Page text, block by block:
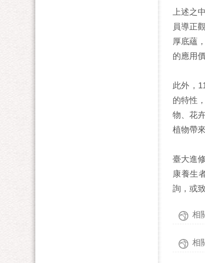
上述之
員導正
厚底蘊
的應用
此外，
的特性
物、花
植物帶
臺大進
康養生
詢，或
相
相